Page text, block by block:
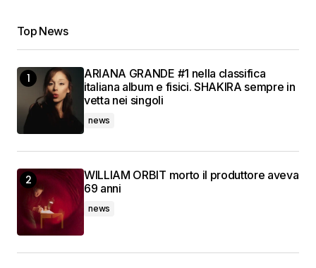
Top News
ARIANA GRANDE #1 nella classifica
italiana album e fisici. SHAKIRA sempre in
vetta nei singoli
news
WILLIAM ORBIT morto il produttore aveva
69 anni
news